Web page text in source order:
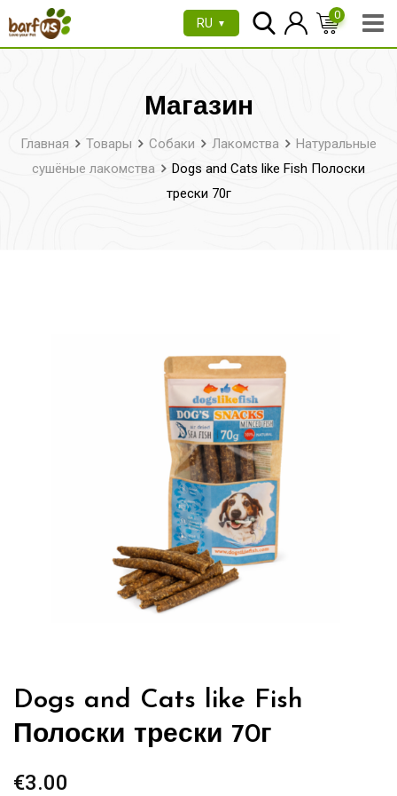
Перейти
RU ▼
0
Магазин
Главная Товары Собаки Лакомства
Натуральные
сушёные лакомства
Dogs and Cats like Fish Полоски
трески 70г
Dogs and Cats like Fish
Полоски трески 70г
€3.00